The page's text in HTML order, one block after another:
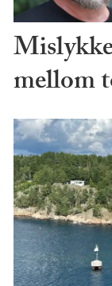
mellom